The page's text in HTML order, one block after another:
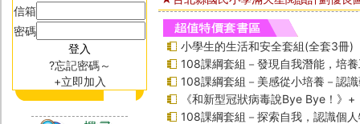
信箱
密碼
?忘記密碼～
+立即加入
小學生的生活和安全套組(全套3冊)
108課綱套組－發現自我潛能，培
108課綱套組－美感從小培養－認
《和新型冠狀病毒說Bye Bye！》
108課綱套組－探索自我，認識個